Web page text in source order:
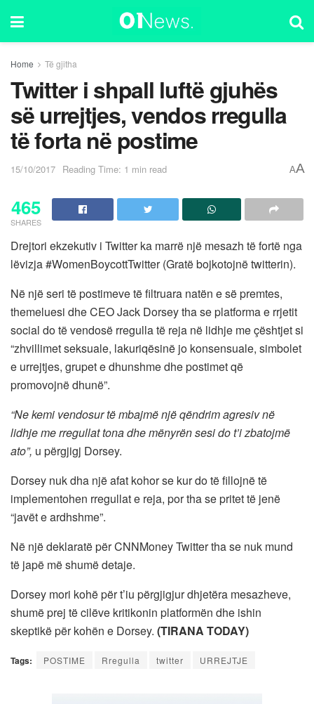
Home Të gjitha
Twitter i shpall luftë gjuhës
së urrejtjes, vendos rregulla
të forta në postime
15/10/2017 Reading Time: 1 min read AA
465
SHARES
Drejtori ekzekutiv i Twitter ka marrë një mesazh të fortë nga
lëvizja #WomenBoycottTwitter (Gratë bojkotojnë twitterin).
Në një seri të postimeve të filtruara natën e së premtes,
themeluesi dhe CEO Jack Dorsey tha se platforma e rrjetit
social do të vendosë rregulla të reja në lidhje me çështjet si
“zhvillimet seksuale, lakuriqësinë jo konsensuale, simbolet
e urrejtjes, grupet e dhunshme dhe postimet që
promovojnë dhunë”.
“Ne kemi vendosur të mbajmë një qëndrim agresiv në
lidhje me rregullat tona dhe mënyrën sesi do t’i zbatojmë
ato”, u përgjigj Dorsey.
Dorsey nuk dha një afat kohor se kur do të fillojnë të
implementohen rregullat e reja, por tha se pritet të jenë
“javët e ardhshme”.
Në një deklaratë për CNNMoney Twitter tha se nuk mund
të japë më shumë detaje.
Dorsey mori kohë për t’iu përgjigjur dhjetëra mesazheve,
shumë prej të cilëve kritikonin platformën dhe ishin
skeptikë për kohën e Dorsey. (TIRANA TODAY)
Tags: POSTIME Rregulla twitter URREJTJE